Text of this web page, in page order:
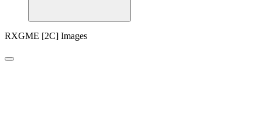
RXGME [2C] Images